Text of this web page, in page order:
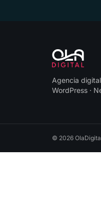
Agencia
WordPress ·
© 2026